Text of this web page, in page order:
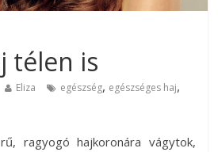
télen is
Eliza egészség, egészséges haj,
ragyogó hajkoronára vágytok,